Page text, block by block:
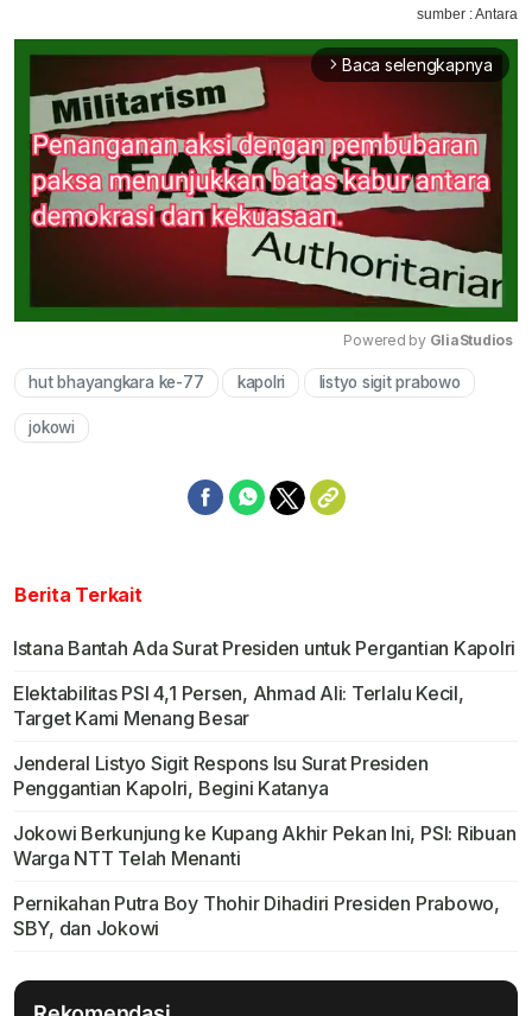
sumber : Antara
arrow_forward_ios Baca selengkapnya
Mute
Powered by GliaStudios
hut bhayangkara ke-77 kapolri listyo sigit prabowo
jokowi
Berita Terkait
Istana Bantah Ada Surat Presiden untuk Pergantian Kapolri
Elektabilitas PSI 4,1 Persen, Ahmad Ali: Terlalu Kecil,
Target Kami Menang Besar
Jenderal Listyo Sigit Respons Isu Surat Presiden
Penggantian Kapolri, Begini Katanya
Jokowi Berkunjung ke Kupang Akhir Pekan Ini, PSI: Ribuan
Warga NTT Telah Menanti
Pernikahan Putra Boy Thohir Dihadiri Presiden Prabowo,
SBY, dan Jokowi